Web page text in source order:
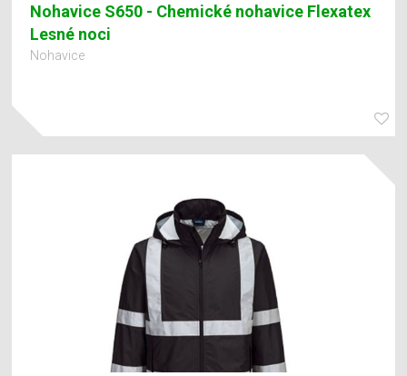
Nohavice S650 - Chemické nohavice Flexatex
Lesné noci
Nohavice